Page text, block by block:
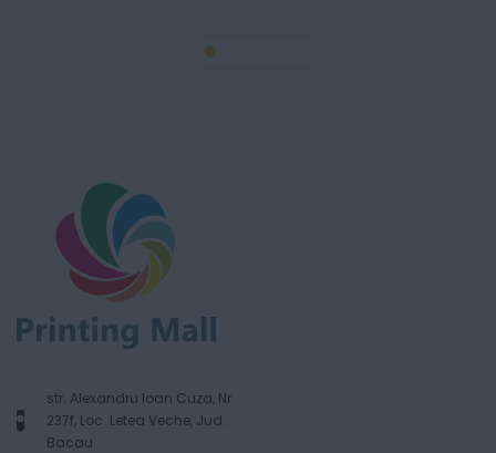
str. Alexandru Ioan Cuza, Nr.
237f, Loc. Letea Veche, Jud.
Bacau